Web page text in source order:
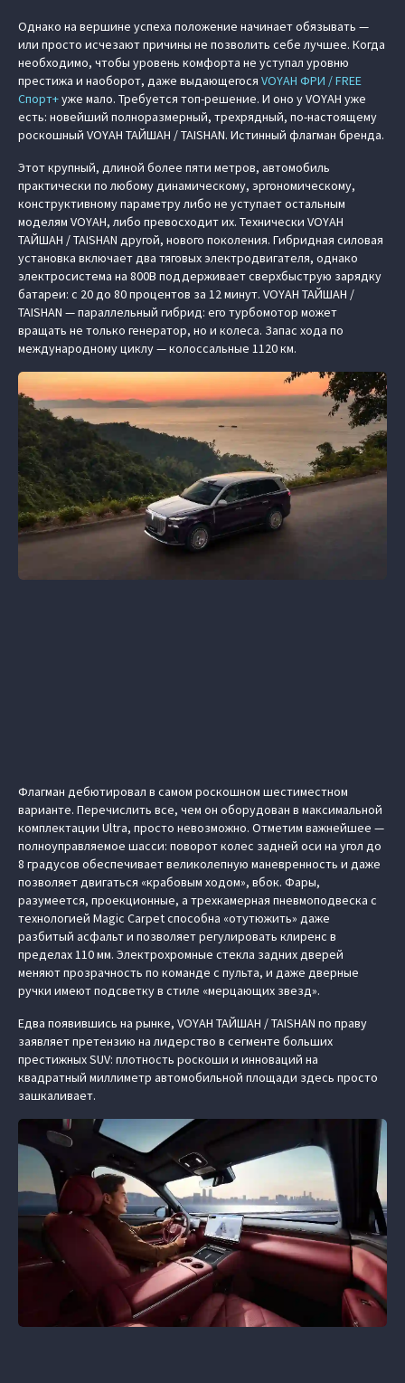
Однако на вершине успеха положение начинает обязывать —
или просто исчезают причины не позволить себе лучшее. Когда
необходимо, чтобы уровень комфорта не уступал уровню
престижа и наоборот, даже выдающегося VOYAH ФРИ / FREE
Спорт+уже мало. Требуется топ-решение. И оно у VOYAH уже
есть: новейший полноразмерный, трехрядный, по-настоящему
роскошный VOYAH ТАЙШАН / TAISHAN. Истинный флагман бренда.
Этот крупный, длиной более пяти метров, автомобиль
практически по любому динамическому, эргономическому,
конструктивному параметру либо не уступает остальным
моделям VOYAH, либо превосходит их. Технически VOYAH
ТАЙШАН / TAISHAN другой, нового поколения. Гибридная силовая
установка включает два тяговых электродвигателя, однако
электросистема на 800В поддерживает сверхбыструю зарядку
батареи: с 20 до 80 процентов за 12 минут. VOYAH ТАЙШАН /
TAISHAN — параллельный гибрид: его турбомотор может
вращать не только генератор, но и колеса. Запас хода по
международному циклу — колоссальные 1120 км.
Флагман дебютировал в самом роскошном шестиместном
варианте. Перечислить все, чем он оборудован в максимальной
комплектации Ultra, просто невозможно. Отметим важнейшее —
полноуправляемое шасси: поворот колес задней оси на угол до
8 градусов обеспечивает великолепную маневренность и даже
позволяет двигаться «крабовым ходом», вбок. Фары,
разумеется, проекционные, а трехкамерная пневмоподвеска с
технологией Magic Carpet способна «отутюжить» даже
разбитый асфальт и позволяет регулировать клиренс в
пределах 110 мм. Электрохромные стекла задних дверей
меняют прозрачность по команде с пульта, и даже дверные
ручки имеют подсветку в стиле «мерцающих звезд».
Едва появившись на рынке, VOYAH ТАЙШАН / TAISHAN по праву
заявляет претензию на лидерство в сегменте больших
престижных SUV: плотность роскоши и инноваций на
квадратный миллиметр автомобильной площади здесь просто
зашкаливает.